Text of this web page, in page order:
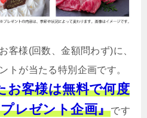
客様(回数、金額問わず)に、
トが当たる特別企画です。
お客様は無料で何度
レゼント企画』です